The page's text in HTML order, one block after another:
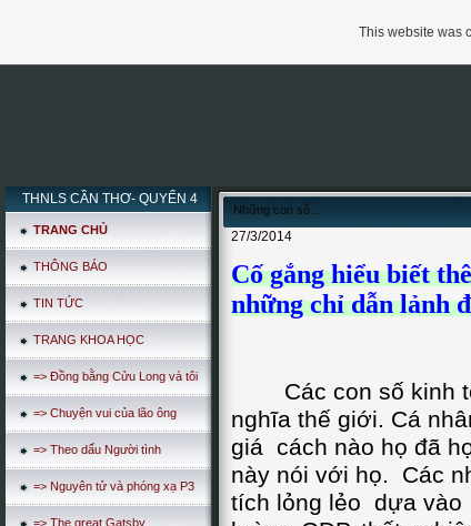
THNLS CẦN THƠ- QUYỂN 4
TRANG CHỦ
THÔNG BÁO
TIN TỨC
TRANG KHOA HỌC
=> Đồng bằng Cửu Long và tôi
=> Chuyện vui của lão ông
=> Theo dấu Người tình
=> Nguyên tử và phóng xạ P3
=> The great Gatsby
Những con số...
27/3/2014
Cố gắng hiểu biết
những chỉ dẫn lảnh
Các con số kinh tế
nghĩa thế giới. Cá
giá cách nào họ đã
này nói với họ. Các
tích lỏng lẻo dựa
This website was